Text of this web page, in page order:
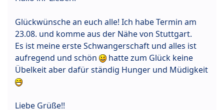
Glückwünsche an euch alle! Ich habe Termin am
23.08. und komme aus der Nähe von Stuttgart.
Es ist meine erste Schwangerschaft und alles ist
aufregend und schön
hatte zum Glück keine
Übelkeit aber dafür ständig Hunger und Müdigkeit
Liebe Grüße!!